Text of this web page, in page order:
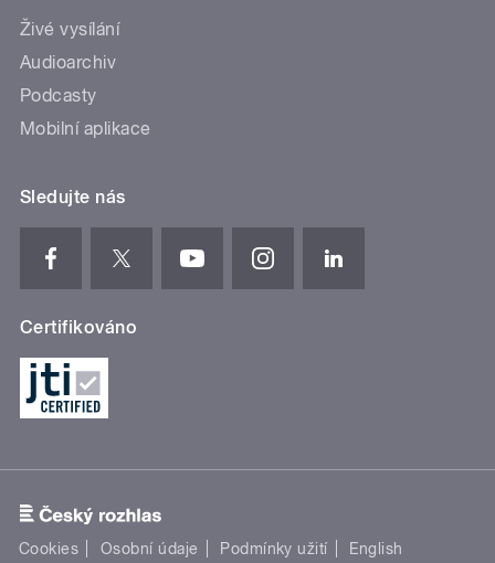
Živé vysílání
Audioarchiv
Podcasty
Mobilní aplikace
Sledujte nás
Certifikováno
Cookies Osobní údaje Podmínky užití English